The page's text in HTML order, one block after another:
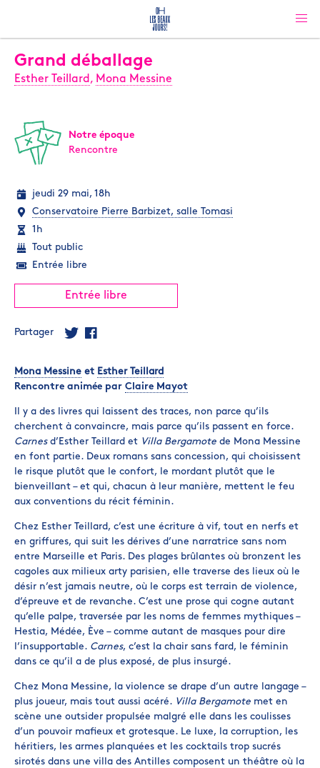
Grand déballage
Esther Teillard , Mona Messine
Notre époque
Rencontre
jeudi 29 mai, 18h
Conservatoire Pierre Barbizet, salle Tomasi
1h
Tout public
Entrée libre
Entrée libre
Partager
Mona Messine et Esther Teillard
Rencontre animée par Claire Mayot
Il y a des livres qui laissent des traces, non parce qu’ils
cherchent à convaincre, mais parce qu’ils passent en force.
Carnesd’Esther Teillard et Villa Bergamote de Mona Messine
en font partie. Deux romans sans concession, qui choisissent
le risque plutôt que le confort, le mordant plutôt que le
bienveillant – et qui, chacun à leur manière, mettent le feu
aux conventions du récit féminin.
Chez Esther Teillard, c’est une écriture à vif, tout en nerfs et
en griffures, qui suit les dérives d’une narratrice sans nom
entre Marseille et Paris. Des plages brûlantes où bronzent les
cagoles aux milieux arty parisien, elle traverse des lieux où le
désir n’est jamais neutre, où le corps est terrain de violence,
d’épreuve et de revanche. C’est une prose qui cogne autant
qu’elle palpe, traversée par les noms de femmes mythiques –
Hestia, Médée, Ève – comme autant de masques pour dire
l’insupportable. Carnes, c’est la chair sans fard, le féminin
dans ce qu’il a de plus exposé, de plus insurgé.
Chez Mona Messine, la violence se drape d’un autre langage –
plus joueur, mais tout aussi acéré. Villa Bergamote met en
scène une outsider propulsée malgré elle dans les coulisses
d’un pouvoir mafieux et grotesque. Le luxe, la corruption, les
héritiers, les armes planquées et les cocktails trop sucrés
sirotés dans une villa des Antilles composent un théâtre où la